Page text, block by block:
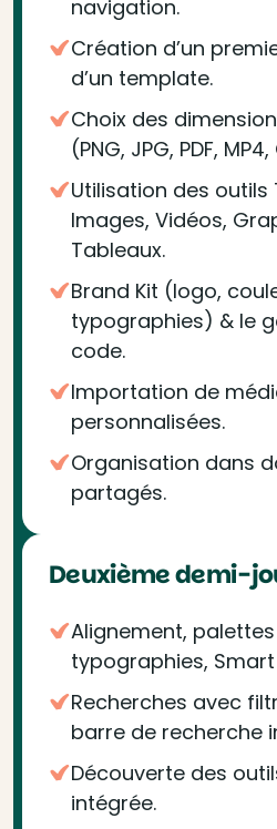
navigation.
Création d’un
d’un template.
Choix des
(PNG, JPG, PDF, MP4,
Utilisation des outils
Images, Vidéos,
Tableaux.
Brand Kit (logo,
typographies) & le
code.
Importation de
personnalisées.
Organisation dans
partagés.
Deuxième demi-
Alignement,
typographies,
Recherches avec
barre de recherche
Découverte des
intégrée.